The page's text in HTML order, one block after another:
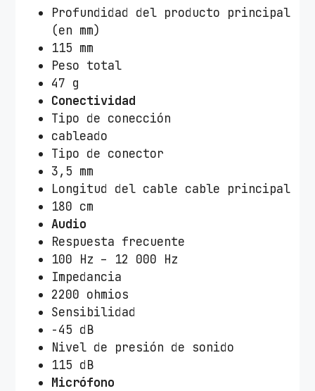
Profundidad del producto principal
(en mm)
115 mm
Peso total
47 g
Conectividad
Tipo de conección
cableado
Tipo de conector
3,5 mm
Longitud del cable cable principal
180 cm
Audio
Respuesta frecuente
100 Hz – 12 000 Hz
Impedancia
2200 ohmios
Sensibilidad
-45 dB
Nivel de presión de sonido
115 dB
Micrófono